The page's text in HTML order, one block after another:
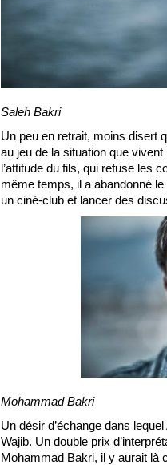
Saleh Bakri
Un peu en retrait, moins disert
au jeu de la situation que
l’attitude du fils, qui refuse les
même temps, il a abandonné
un ciné-club et lancer des
Mohammad Bakri
Un désir d’échange dans
Wajib. Un double prix
Mohammad Bakri, il y aurait là